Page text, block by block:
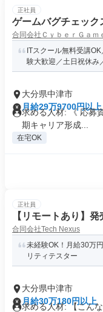
正社員
ゲームバグチェック
合同会社ＣｙｂｅｒＧａｍ
ITスクール無料受講
験大歓迎／土日祝休み
大分県中津市
月給29万9700円以上
求める人材: 《 応募
期キャリア形成...
在宅OK
正社員
【リモートあり】
合同会社Tech Nexus
未経験OK！月給30万
リティテスター
大分県中津市
月給30万180円以上
求める人材: 【こん